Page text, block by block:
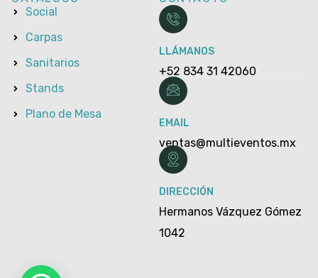
Social
Carpas
Sanitarios
Stands
Plano de Mesa
LLÁMANOS
+52 834 31 42060
EMAIL
ventas@multieventos.mx
DIRECCIÓN
Hermanos Vázquez Gómez
1042